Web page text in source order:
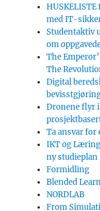
med IT-
Studentaktiv
om
The
The
Digital
Dronene flyr
Ta ansvar for
IKT og
ny studieplan
Formidling
Blended
NORDLAB
From